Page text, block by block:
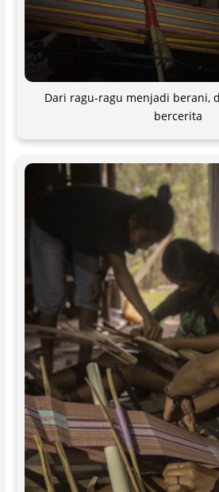
Dari ragu-ragu menjadi berani,
bercerita